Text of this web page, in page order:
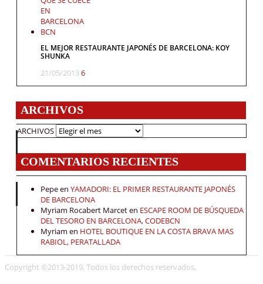
EL MEJOR RESTAURANTE JAPONÉS DE BARCELONA: KOY
SHUNKA
21/05/20136
ARCHIVOS
ARCHIVOS
COMENTARIOS RECIENTES
Pepeen YAMADORI: EL PRIMER RESTAURANTE JAPONÉS
DE BARCELONA
Myriam Rocabert Marceten ESCAPE ROOM DE BÚSQUEDA
DEL TESORO EN BARCELONA, CODEBCN
Myriam en HOTEL BOUTIQUE EN LA COSTA BRAVA MAS
RABIOL, PERATALLADA
Copyright ©2013-2019. Todos los derechos reservados.